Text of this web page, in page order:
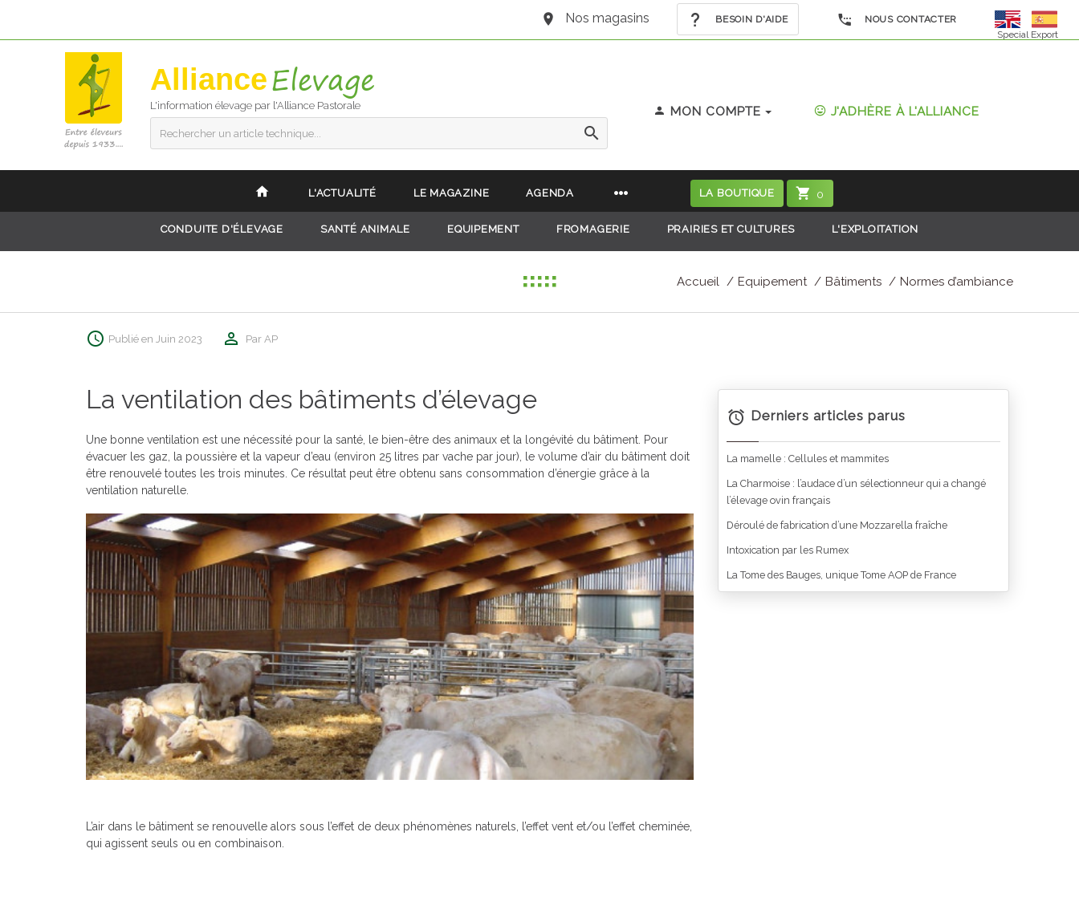
Nos magasins BESOIN D'AIDE
NOUS CONTACTER
Special Export
Alliance
L'information élevage par l'Alliance Pastorale
Rechercher un article technique...
MON COMPTE J'ADHÈRE À L'ALLIANCE
L'ACTUALITÉ LE MAGAZINE AGENDA LA BOUTIQUE 0
CONDUITE D'ÉLEVAGE SANTÉ ANIMALE EQUIPEMENT FROMAGERIE PRAIRIES ET CULTURES L'EXPLOITATION
Accueil Equipement Bâtiments Normes d’ambiance
Publié en Juin 2023 Par AP
La ventilation des bâtiments d’élevage
Une bonne ventilation est une nécessité pour la santé, le bien-être des animaux et la longévité du bâtiment. Pour
évacuer les gaz, la poussière et la vapeur d’eau (environ 25 litres par vache par jour), le volume d’air du bâtiment doit
être renouvelé toutes les trois minutes. Ce résultat peut être obtenu sans consommation d’énergie grâce à la
ventilation naturelle.
L’air dans le bâtiment se renouvelle alors sous l’effet de deux phénomènes naturels, l’effet vent et/ou l’effet cheminée,
qui agissent seuls ou en combinaison.
Derniers articles parus
La mamelle : Cellules et mammites
La Charmoise : l’audace d’un sélectionneur qui a changé
l’élevage ovin français
Déroulé de fabrication d’une Mozzarella fraîche
Intoxication par les Rumex
La Tome des Bauges, unique Tome AOP de France